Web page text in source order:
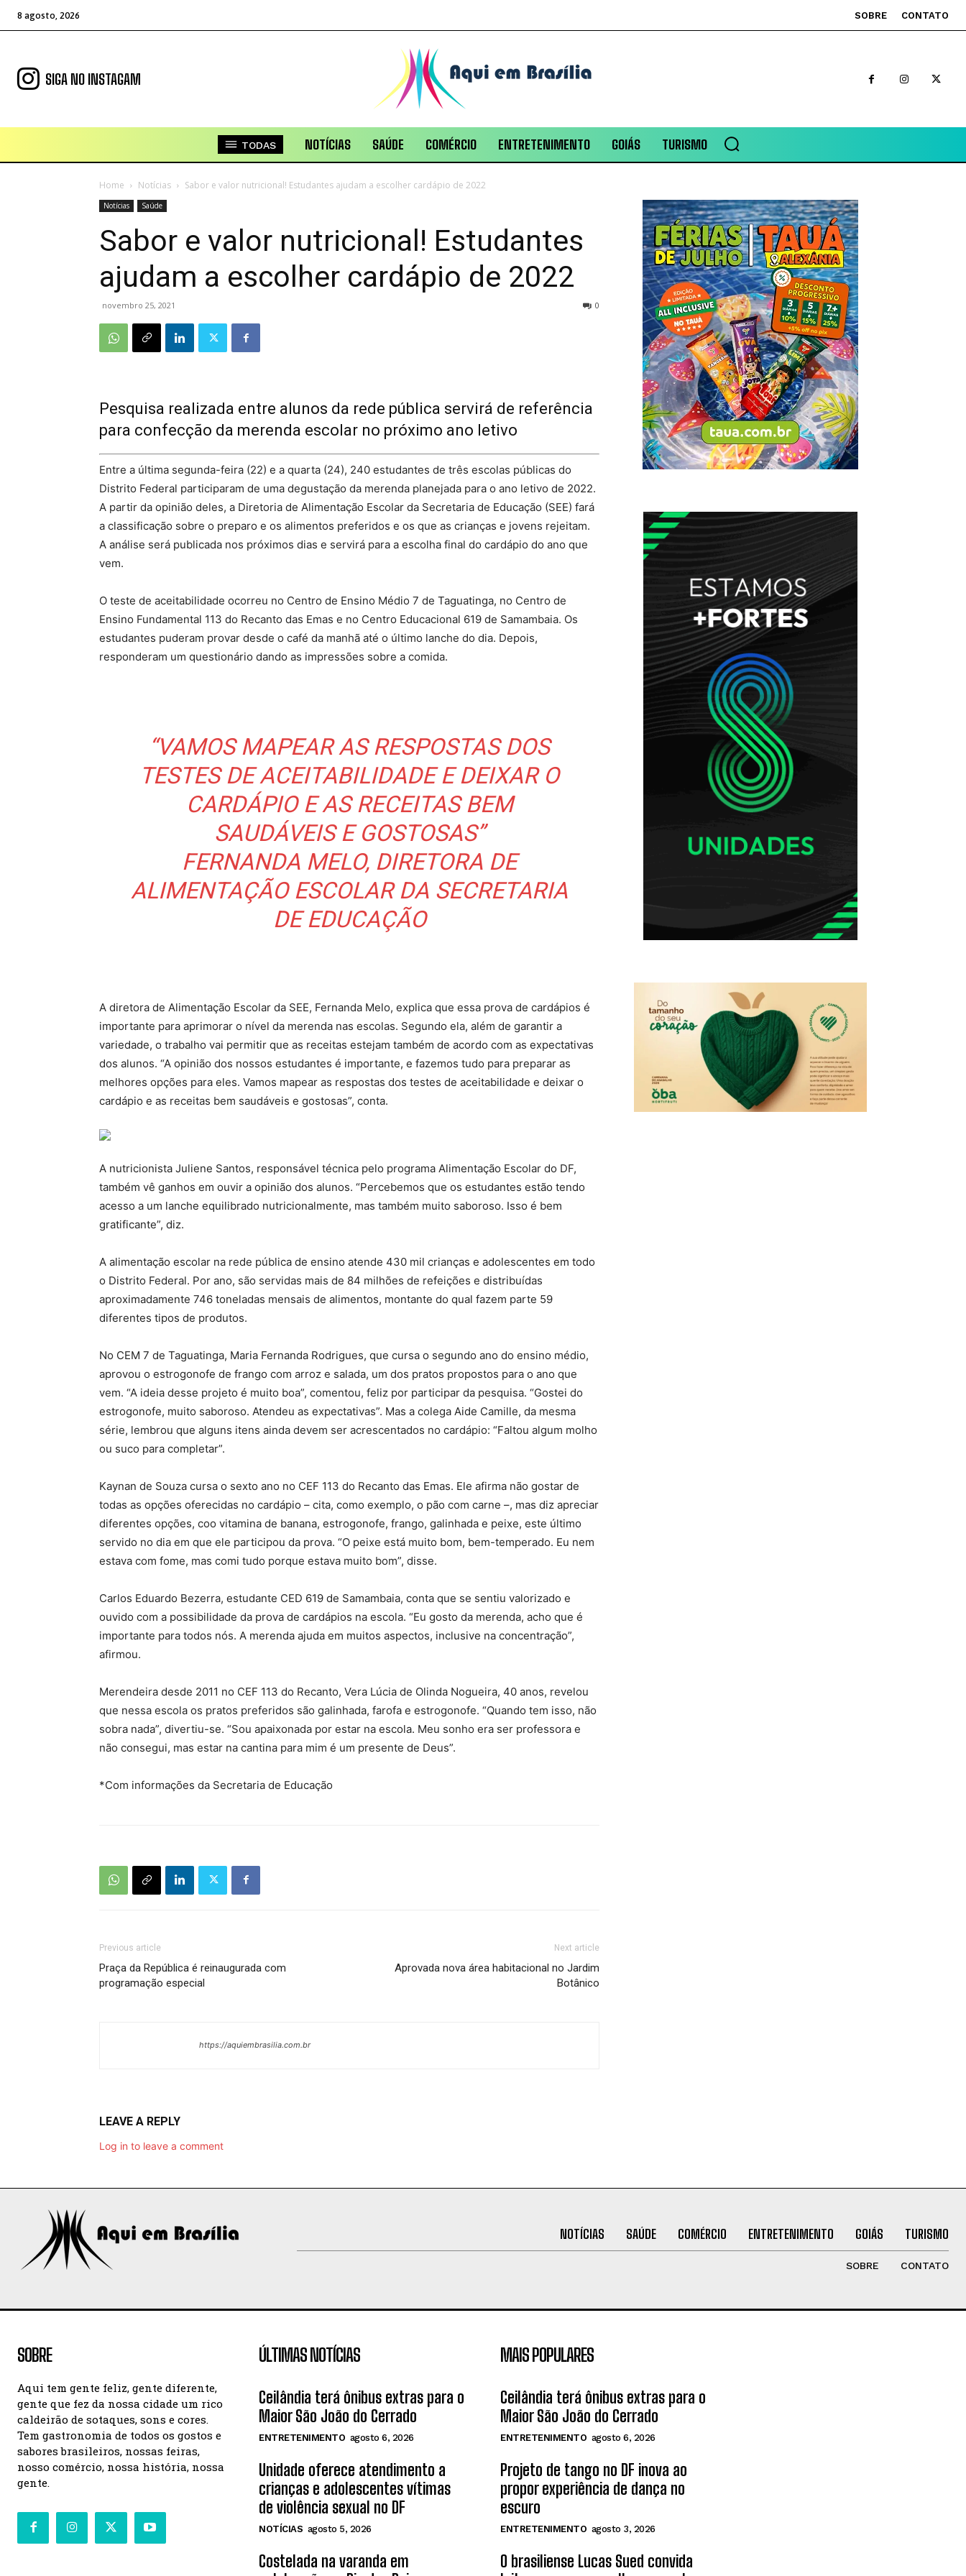
8 agosto, 2026 SOBRE CONTATO
SIGA NO INSTAGAM
TODAS NOTÍCIAS SAÚDE COMÉRCIO ENTRETENIMENTO GOIÁS TURISMO
Home Notícias Sabor e valor nutricional! Estudantes ajudam a escolher cardápio de 2022
Notícias Saúde
Sabor e valor nutricional! Estudantes
ajudam a escolher cardápio de 2022
novembro 25, 2021 0
Pesquisa realizada entre alunos da rede pública servirá de referência
para confecção da merenda escolar no próximo ano letivo
Entre a última segunda-feira (22) e a quarta (24), 240 estudantes de três escolas públicas do
Distrito Federal participaram de uma degustação da merenda planejada para o ano letivo de 2022.
A partir da opinião deles, a Diretoria de Alimentação Escolar da Secretaria de Educação (SEE) fará
a classificação sobre o preparo e os alimentos preferidos e os que as crianças e jovens rejeitam.
A análise será publicada nos próximos dias e servirá para a escolha final do cardápio do ano que
vem.
O teste de aceitabilidade ocorreu no Centro de Ensino Médio 7 de Taguatinga, no Centro de
Ensino Fundamental 113 do Recanto das Emas e no Centro Educacional 619 de Samambaia. Os
estudantes puderam provar desde o café da manhã até o último lanche do dia. Depois,
responderam um questionário dando as impressões sobre a comida.
“VAMOS MAPEAR AS RESPOSTAS DOS
TESTES DE ACEITABILIDADE E DEIXAR O
CARDÁPIO E AS RECEITAS BEM
SAUDÁVEIS E GOSTOSAS”
FERNANDA MELO, DIRETORA DE
ALIMENTAÇÃO ESCOLAR DA SECRETARIA
DE EDUCAÇÃO
A diretora de Alimentação Escolar da SEE, Fernanda Melo, explica que essa prova de cardápios é
importante para aprimorar o nível da merenda nas escolas. Segundo ela, além de garantir a
variedade, o trabalho vai permitir que as receitas estejam também de acordo com as expectativas
dos alunos. “A opinião dos nossos estudantes é importante, e fazemos tudo para preparar as
melhores opções para eles. Vamos mapear as respostas dos testes de aceitabilidade e deixar o
cardápio e as receitas bem saudáveis e gostosas”, conta.
A nutricionista Juliene Santos, responsável técnica pelo programa Alimentação Escolar do DF,
também vê ganhos em ouvir a opinião dos alunos. “Percebemos que os estudantes estão tendo
acesso a um lanche equilibrado nutricionalmente, mas também muito saboroso. Isso é bem
gratificante”, diz.
A alimentação escolar na rede pública de ensino atende 430 mil crianças e adolescentes em todo
o Distrito Federal. Por ano, são servidas mais de 84 milhões de refeições e distribuídas
aproximadamente 746 toneladas mensais de alimentos, montante do qual fazem parte 59
diferentes tipos de produtos.
No CEM 7 de Taguatinga, Maria Fernanda Rodrigues, que cursa o segundo ano do ensino médio,
aprovou o estrogonofe de frango com arroz e salada, um dos pratos propostos para o ano que
vem. “A ideia desse projeto é muito boa”, comentou, feliz por participar da pesquisa. “Gostei do
estrogonofe, muito saboroso. Atendeu as expectativas”. Mas a colega Aide Camille, da mesma
série, lembrou que alguns itens ainda devem ser acrescentados no cardápio: “Faltou algum molho
ou suco para completar”.
Kaynan de Souza cursa o sexto ano no CEF 113 do Recanto das Emas. Ele afirma não gostar de
todas as opções oferecidas no cardápio – cita, como exemplo, o pão com carne –, mas diz apreciar
diferentes opções, coo vitamina de banana, estrogonofe, frango, galinhada e peixe, este último
servido no dia em que ele participou da prova. “O peixe está muito bom, bem-temperado. Eu nem
estava com fome, mas comi tudo porque estava muito bom”, disse.
Carlos Eduardo Bezerra, estudante CED 619 de Samambaia, conta que se sentiu valorizado e
ouvido com a possibilidade da prova de cardápios na escola. “Eu gosto da merenda, acho que é
importante para todos nós. A merenda ajuda em muitos aspectos, inclusive na concentração”,
afirmou.
Merendeira desde 2011 no CEF 113 do Recanto, Vera Lúcia de Olinda Nogueira, 40 anos, revelou
que nessa escola os pratos preferidos são galinhada, farofa e estrogonofe. “Quando tem isso, não
sobra nada”, divertiu-se. “Sou apaixonada por estar na escola. Meu sonho era ser professora e
não consegui, mas estar na cantina para mim é um presente de Deus”.
*Com informações da Secretaria de Educação
Previous article
Praça da República é reinaugurada com
programação especial
Next article
Aprovada nova área habitacional no Jardim
Botânico
https://aquiembrasilia.com.br
LEAVE A REPLY
Log in to leave a comment
NOTÍCIAS SAÚDE COMÉRCIO ENTRETENIMENTO GOIÁS TURISMO
SOBRE CONTATO
SOBRE
Aqui tem gente feliz, gente diferente,
gente que fez da nossa cidade um rico
caldeirão de sotaques, sons e cores.
Tem gastronomia de todos os gostos e
sabores brasileiros, nossas feiras,
nosso comércio, nossa história, nossa
gente.
ÚLTIMAS NOTÍCIAS
Ceilândia terá ônibus extras para o
Maior São João do Cerrado
ENTRETENIMENTO agosto 6, 2026
Unidade oferece atendimento a
crianças e adolescentes vítimas
de violência sexual no DF
NOTÍCIAS agosto 5, 2026
Costelada na varanda em
MAIS POPULARES
Ceilândia terá ônibus extras para o
Maior São João do Cerrado
ENTRETENIMENTO agosto 6, 2026
Projeto de tango no DF inova ao
propor experiência de dança no
escuro
ENTRETENIMENTO agosto 3, 2026
O brasiliense Lucas Sued convida